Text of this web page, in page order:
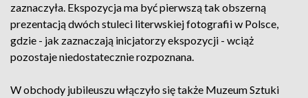
zaznaczyła. Ekspozycja ma być pierwszą tak obszerną
prezentacją dwóch stuleci literwskiej fotografii w Polsce,
gdzie - jak zaznaczają inicjatorzy ekspozycji - wciąż
pozostaje niedostatecznie rozpoznana.
W obchody jubileuszu włączyło się także Muzeum Sztuki